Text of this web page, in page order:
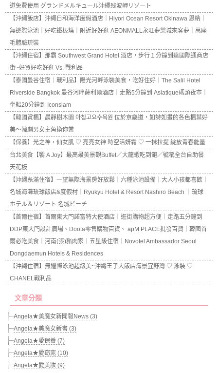
道免費使用 グランドメルキュール沖縄残波岬リゾート
【沖繩飯店】沖繩日和海洋度假酒店｜Hiyori Ocean Resort Okinawa 恩納｜
無邊際泳池｜好吃鐵板燒｜附近好好逛 AEONMALL永旺夢樂城來客夢｜萬座
毛體驗琉裝
【沖繩住宿】那霸 Southwest Grand Hotel 酒店，步行１分鐘到達國際通商店
街~好買好吃好逛 Vs. 戰利品
【泰國曼谷住宿｜戰利品】陽光河畔泳裝美食，吃好住好｜The Salil Hotel
Riverside Bangkok 曼谷河畔薩利爾酒店｜走路5分鐘到 Asiatique碼頭夜市｜
坐船20分鐘到 Iconsiam
【韓國賞楓】晨靜樹木園 아침고요수목원 位於京畿道，如詩如畫的各色楓葉好
美～韓劇男女主角換你當
【保養】光之神，仙女肌 ♡ 亮亮女神 時空活妍霜 ♡ 一抹拉提 綻放青春能量
台北美食【饗 A Joy】最高最美景觀Buffet／大龍蝦吃到飽／號稱全台自助餐
天花板
【沖繩糸滿住宿】一望無際海景房好放鬆｜六種泳池設備｜大人小孩都喜歡｜
名城海灘琉球飯店&度假村｜Ryukyu Hotel & Resort Nashiro Beach ｜琉球
ホテル＆リゾート 名城ビーチ
【首爾住宿】首爾東大門諾富特大使酒店｜逛街購物超方便｜走路五分鐘到
DDP東大門設計廣場、Doota零售購物百貨、 apM PLACE批發百貨｜韓國首
爾必吃美食｜河南(張)豬肉家｜五星級住宿｜Novotel Ambassador Seoul
Dongdaemun Hotels & Residences
【沖繩住宿】無邊際泳池超級美~沖繩王子大飯店海景宜野灣 ♡ 泳裝 ♡
CHANEL戰利品
文章分類
Angela★美魔女新聞報News (3)
Angela★美魔女新書 (3)
Angela★愛保養 (7)
Angela★愛窈窕 (10)
Angela★愛美妝 (9)